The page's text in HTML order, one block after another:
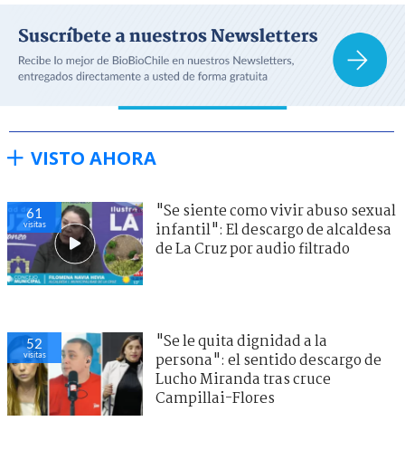
VISTO AHORA
61
visitas
"Se siente como vivir abuso sexual
infantil": El descargo de alcaldesa
de La Cruz por audio filtrado
52
visitas
"Se le quita dignidad a la
persona": el sentido descargo de
Lucho Miranda tras cruce
Campillai-Flores